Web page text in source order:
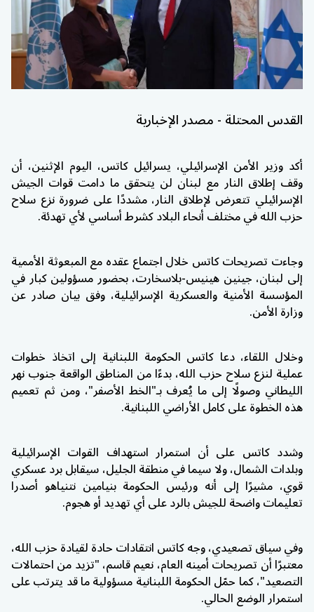
القدس المحتلة - مصدر الإخبارية
أكد وزير الأمن الإسرائيلي، يسرائيل كاتس، اليوم الإثنين، أن
وقف إطلاق النار مع لبنان لن يتحقق ما دامت قوات الجيش
الإسرائيلي تتعرض لإطلاق النار، مشددًا على ضرورة نزع سلاح
حزب الله في مختلف أنحاء البلاد كشرط أساسي لأي تهدئة.
وجاءت تصريحات كاتس خلال اجتماع عقده مع المبعوثة الأممية
إلى لبنان، جينين هينيس-بلاسخارت، بحضور مسؤولين كبار في
المؤسسة الأمنية والعسكرية الإسرائيلية، وفق بيان صادر عن
وزارة الأمن.
وخلال اللقاء، دعا كاتس الحكومة اللبنانية إلى اتخاذ خطوات
عملية لنزع سلاح حزب الله، بدءًا من المناطق الواقعة جنوب نهر
الليطاني وصولًا إلى ما يُعرف بـ"الخط الأصفر"، ومن ثم تعميم
هذه الخطوة على كامل الأراضي اللبنانية.
وشدد كاتس على أن استمرار استهداف القوات الإسرائيلية
وبلدات الشمال، ولا سيما في منطقة الجليل، سيقابل برد عسكري
قوي، مشيرًا إلى أنه ورئيس الحكومة بنيامين نتنياهو أصدرا
تعليمات واضحة للجيش بالرد على أي تهديد أو هجوم.
وفي سياق تصعيدي، وجه كاتس انتقادات حادة لقيادة حزب الله،
معتبرًا أن تصريحات أمينه العام، نعيم قاسم، "تزيد من احتمالات
التصعيد"، كما حمّل الحكومة اللبنانية مسؤولية ما قد يترتب على
استمرار الوضع الحالي.